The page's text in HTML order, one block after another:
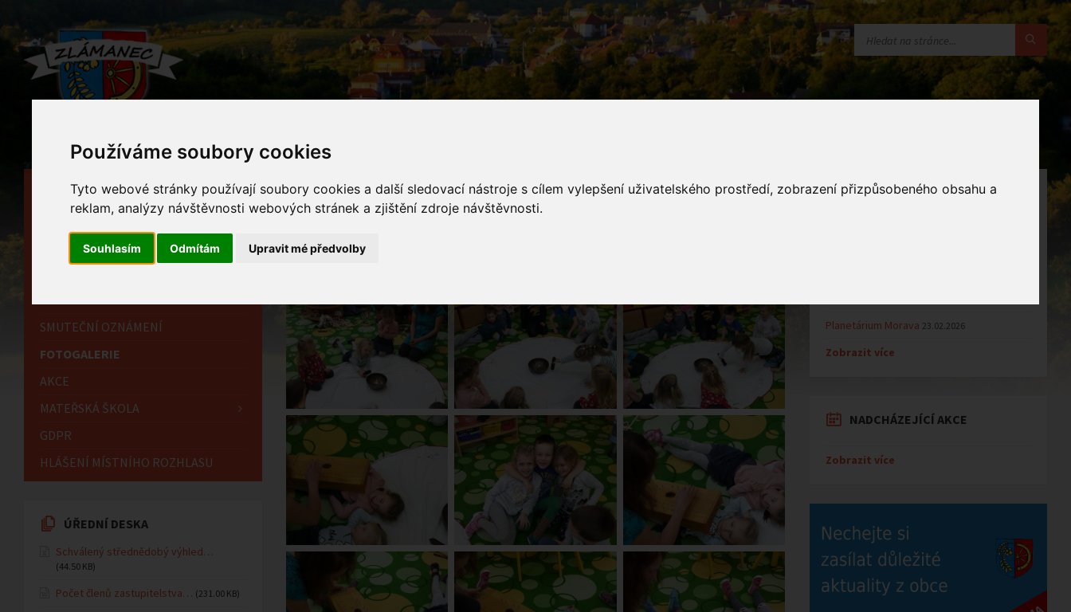
Používáme soubory cookies
Tyto webové stránky používají soubory cookies a další sledovací nástroje s cílem vylepšení uživatelského prostředí, zobrazení přizpůsobeného obsahu a
reklam, analýzy návštěvnosti webových stránek a zjištění zdroje návštěvnosti.
Souhlasím Odmítám Upravit mé předvolby
Fotogalerie
Home Fotogalerie
HLAVNÍ STRÁNKA
OBECNÍ ÚŘAD
HISTORIE
SMUTEČNÍ OZNÁMENÍ
FOTOGALERIE
AKCE
MATEŘSKÁ ŠKOLA
GDPR
HLÁŠENÍ MÍSTNÍHO ROZHLASU
ÚŘEDNÍ DESKA
Schválený střednědobý výhled…
(44.50 KB)
Počet členů zastupitelstva… (231.00 KB)
OZNÁMENÍ
Planetárium Morava 23.02.2026
Zobrazit více
NADCHÁZEJÍCÍ AKCE
Zobrazit více